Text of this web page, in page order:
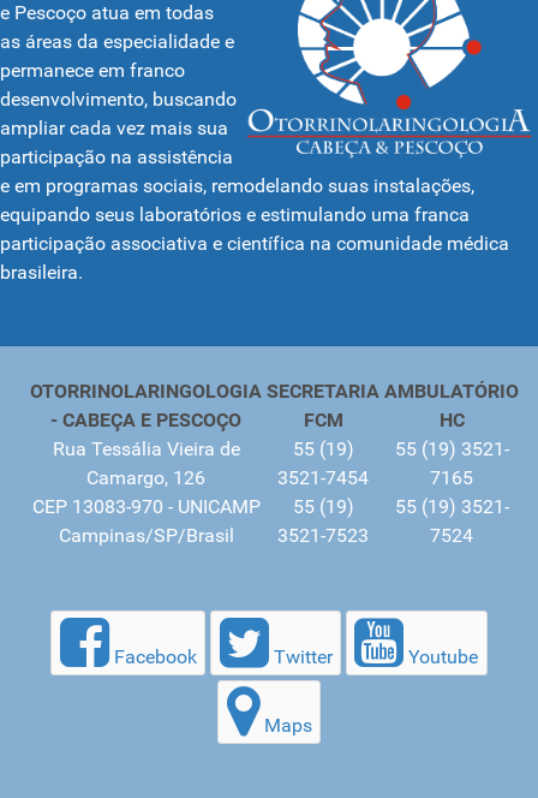
Corpo Docente de Alto Nível
Com um corpo docente de alto nível, composto por 98% dos professores que
e Pescoço atua em todas
as áreas da especialidade e
permanece em franco
desenvolvimento, buscando
ampliar cada vez mais sua
participação na assistência
e em programas sociais, remodelando suas instalações,
equipando seus laboratórios e estimulando uma franca
participação associativa e científica na comunidade médica
brasileira.
OTORRINOLARINGOLOGIA
- CABEÇA E PESCOÇO
Rua Tessália Vieira de
Camargo, 126
CEP 13083-970 - UNICAMP
Campinas/SP/Brasil
SECRETARIA
FCM
55 (19)
3521-7454
55 (19)
3521-7523
AMBULATÓRIO
HC
55 (19) 3521-
7165
55 (19) 3521-
7524
Facebook Twitter Youtube
Maps